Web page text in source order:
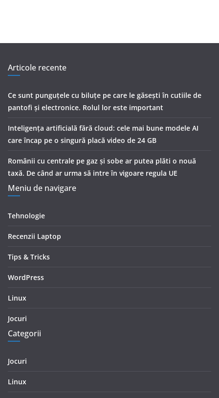
Articole recente
Ce sunt punguțele cu biluțe pe care le găsești în cutiile de
pantofi și electronice. Rolul lor este important
Inteligența artificială fără cloud: cele mai bune modele AI
care încap pe o singură placă video de 24 GB
Românii cu centrale pe gaz și sobe ar putea plăti o nouă
taxă. De când ar urma să intre în vigoare regula UE
Meniu de navigare
Tehnologie
Recenzii Laptop
Tips & Tricks
WordPress
Linux
Jocuri
Categorii
Jocuri
Linux